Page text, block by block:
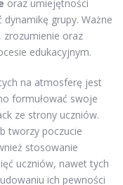
oraz umiejętności
grupy. Ważne
zrozumienie oraz
edukacyjnym.
na atmosferę jest
formułować swoje
ze strony uczniów.
tworzy poczucie
stosowanie
uczniów, nawet tych
ich pewności